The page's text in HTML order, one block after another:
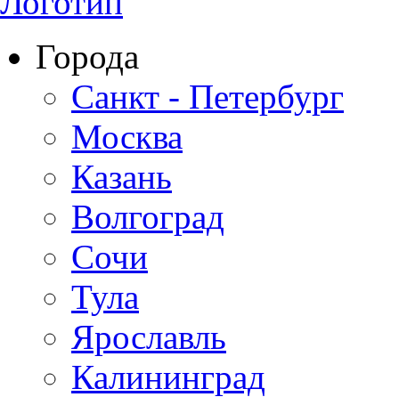
Города
Санкт - Петербург
Москва
Казань
Волгоград
Сочи
Тула
Ярославль
Калининград